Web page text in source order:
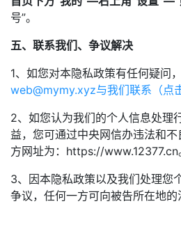
号”。
五、联系我们、争议解决
1、如您对本隐私政策有任何疑问
web@mymy.xyz与我们联系（点
2、如您认为我们的个人信息处理
益，您可通过中央网信办违法和
方网址为：https://www.12377.cn
3、因本隐私政策以及我们处理您
争议，任何一方可向被告所在地的